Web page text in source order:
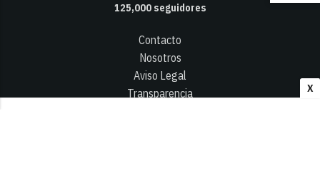
X
125,000seguidores
Contacto
Nosotros
Aviso Legal
Transparencia